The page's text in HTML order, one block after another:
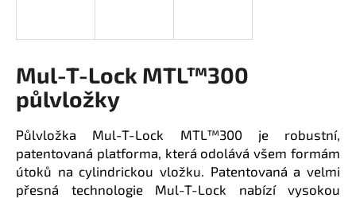
Mul-T-Lock MTL™300
půlvložky
Půlvložka Mul-T-Lock MTL™300 je robustní,
patentovaná platforma, která odolává všem formám
útoků na cylindrickou vložku. Patentovaná a velmi
přesná technologie Mul-T-Lock nabízí vysokou
í
?
HLEDAT